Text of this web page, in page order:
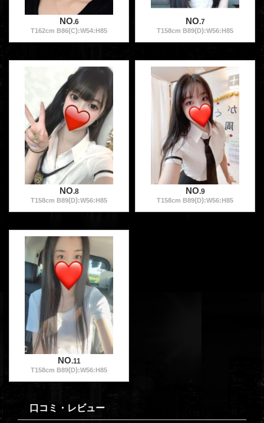
NO.6
T162cm B86(C):W54:H85
NO.7
T158cm B89(D):W56:H85
NO.8
T158cm B89(D):W56:H85
NO.9
T158cm B89(D):W56:H85
NO.11
T158cm B89(D):W56:H85
口コミ・レビュー